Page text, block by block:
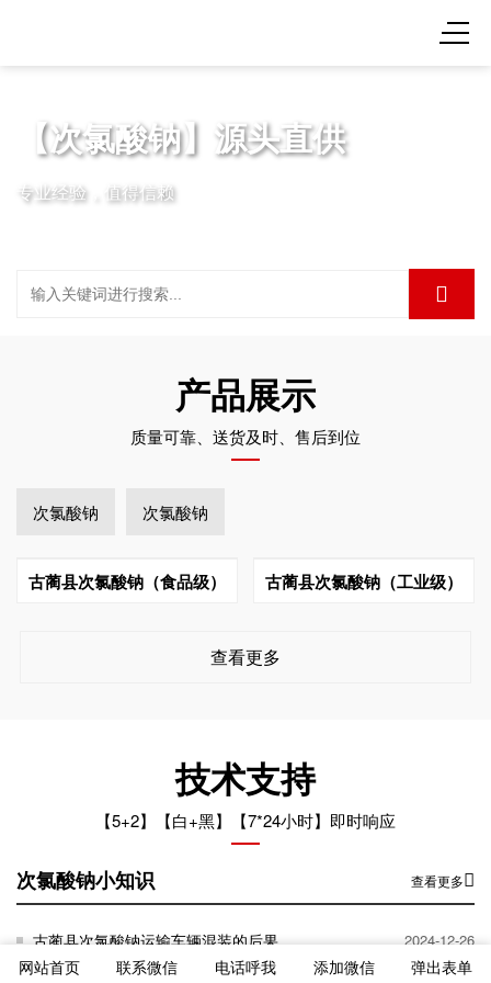
【次氯酸钠】源头直供
专业经验，值得信赖
产品展示
质量可靠、送货及时、售后到位
次氯酸钠 次氯酸钠
古蔺县次氯酸钠（食品级） 古蔺县次氯酸钠（工业级）
查看更多
技术支持
【5+2】【白+黑】【7*24小时】即时响应
次氯酸钠小知识 查看更多
古蔺县次氯酸钠运输车辆混装的后果 2024-12-26
网站首页 联系微信 电话呼我 添加微信 弹出表单